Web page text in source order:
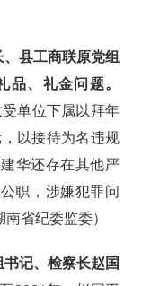
县工商联原党组
、礼金问题。
单位下属以拜年
以接待为名违规
华还存在其他严
职，涉嫌犯罪问
省纪委监委）
记、检察长赵国